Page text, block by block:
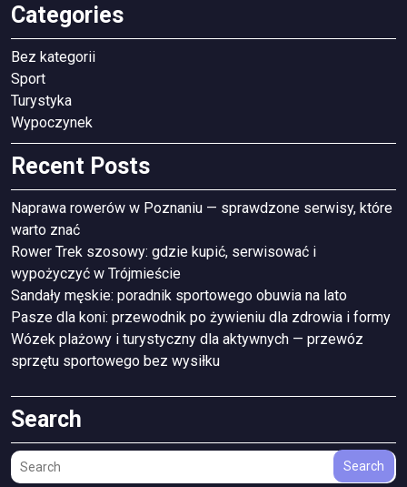
Categories
Bez kategorii
Sport
Turystyka
Wypoczynek
Recent Posts
Naprawa rowerów w Poznaniu — sprawdzone serwisy, które
warto znać
Rower Trek szosowy: gdzie kupić, serwisować i
wypożyczyć w Trójmieście
Sandały męskie: poradnik sportowego obuwia na lato
Pasze dla koni: przewodnik po żywieniu dla zdrowia i formy
Wózek plażowy i turystyczny dla aktywnych — przewóz
sprzętu sportowego bez wysiłku
Search
Search